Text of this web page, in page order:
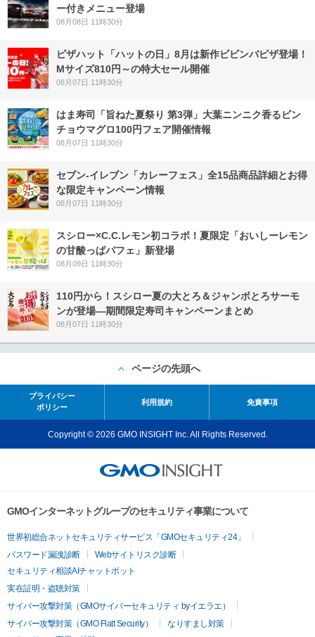
ー付きメニュー登場
08月08日 11時30分
ピザハット「ハットの日」8月は新作ビビンバピザ登場！
Mサイズ810円～の特大セール開催
08月07日 11時30分
はま寿司「旨ねた夏祭り 第3弾」大葉ニンニク香るビン
チョウマグロ100円フェア開催情報
08月07日 11時30分
セブン‐イレブン「カレーフェス」全15品商品詳細とお得
な限定キャンペーン情報
08月07日 11時30分
スシロー×C.C.レモン初コラボ！夏限定「おいしーレモン
の甘酸っぱパフェ」新登場
08月09日 11時30分
110円から！スシロー夏の大とろ＆ジャンボとろサーモ
ンが登場―期間限定寿司キャンペーンまとめ
08月07日 11時30分
ページの先頭へ
プライバシー
ポリシー
利用規約 免責事項
Copyright © 2026 GMO INSIGHT Inc. All Rights Reserved.
GMOインターネットグループのセキュリティ事業について
世界初総合ネットセキュリティサービス「GMOセキュリティ24」
パスワード漏洩診断
Webサイトリスク診断
セキュリティ相談AIチャットボット
実在証明・盗聴対策
サイバー攻撃対策（GMOサイバーセキュリティ byイエラエ）
サイバー攻撃対策（GMO Flatt Security）
なりすまし対策